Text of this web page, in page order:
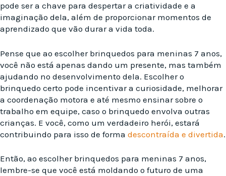
pode ser a chave para despertar a criatividade e a
imaginação dela, além de proporcionar momentos de
aprendizado que vão durar a vida toda.
Pense que ao escolher brinquedos para meninas 7 anos,
você não está apenas dando um presente, mas também
ajudando no desenvolvimento dela. Escolher o
brinquedo certo pode incentivar a curiosidade, melhorar
a coordenação motora e até mesmo ensinar sobre o
trabalho em equipe, caso o brinquedo envolva outras
crianças. E você, como um verdadeiro herói, estará
contribuindo para isso de forma descontraída e divertida.
Então, ao escolher brinquedos para meninas 7 anos,
lembre-se que você está moldando o futuro de uma